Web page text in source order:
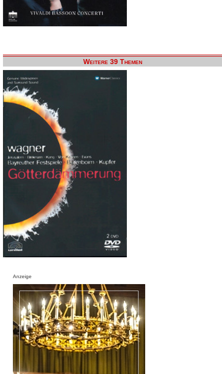
Weitere 39 Themen
Anzeige